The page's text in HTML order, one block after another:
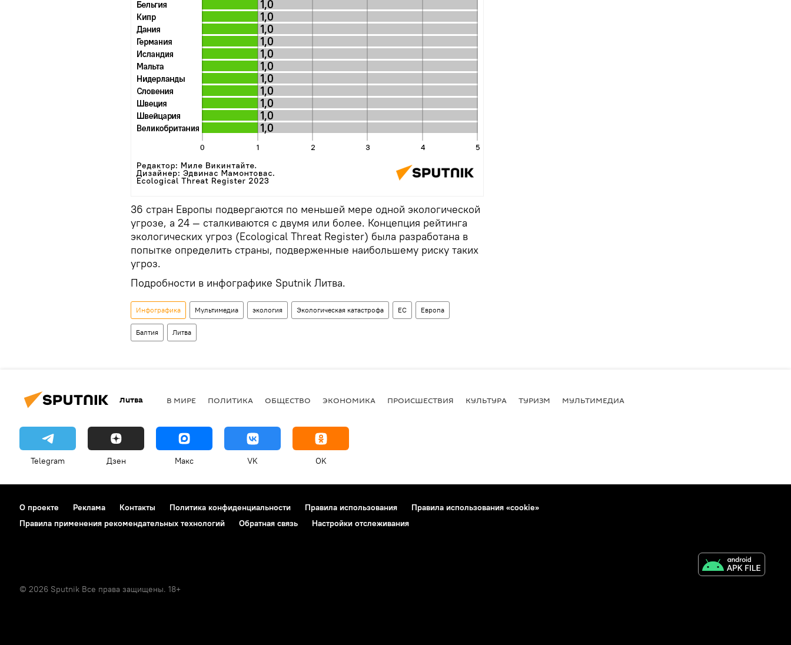
36 стран Европы подвергаются по меньшей мере одной экологической
угрозе, а 24 — сталкиваются с двумя или более. Концепция рейтинга
экологических угроз (Ecological Threat Register) была разработана в
попытке определить страны, подверженные наибольшему риску таких
угроз.
Подробности в инфографике Sputnik Литва.
Инфографика Мультимедиа экология Экологическая катастрофа ЕС Европа
Балтия Литва
Литва В МИРЕ ПОЛИТИКА ОБЩЕСТВО ЭКОНОМИКА ПРОИСШЕСТВИЯ КУЛЬТУРА ТУРИЗМ МУЛЬТИМЕДИА
Telegram Дзен Макс VK OK
О проекте Реклама Контакты Политика конфиденциальности Правила использования
Правила использования «cookie»
Правила применения рекомендательных технологий
Обратная связь Настройки отслеживания
© 2026 Sputnik Все права защищены. 18+